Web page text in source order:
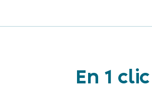
En 1 clic